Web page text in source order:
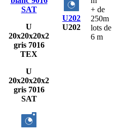
SAT
U
20x20x20x2
gris 7016
TEX
U
20x20x20x2
gris 7016
SAT
U202
U202
+ de
250m
lots de
6 m